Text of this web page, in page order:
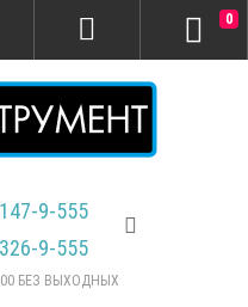
9-555
9-555
БЕЗ ВЫХОДНЫХ
0